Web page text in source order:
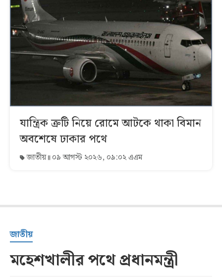
যান্ত্রিক ত্রুটি নিয়ে রোমে আটকে থাকা বিমান
অবশেষে ঢাকার পথে
জাতীয় ০৯ আগস্ট ২০২৬, ০৯:০২ এএম
জাতীয়
মহেশখালীর পথে প্রধানমন্ত্রী